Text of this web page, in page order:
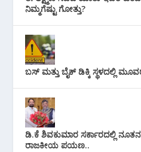
ನಿಮ್ಮಗೆಷ್ಟು ಗೋತ್ತು?
ಬಸ್ ಮತ್ತು ಬೈಕ್ ಡಿಕ್ಕಿ ಸ್ಥಳದಲ್ಲಿ
ಡಿ.ಕೆ ಶಿವಕುಮಾರ ಸರ್ಕಾರದಲ್ಲಿ
ರಾಜಕೀಯ ಪಯಣ..